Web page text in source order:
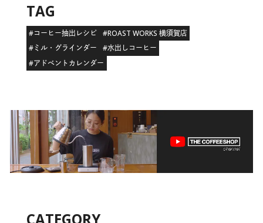
TAG
#コーヒー抽出レシピ #ROAST WORKS 横須賀店
#ミル・グラインダー
#水出しコーヒー
#アドベントカレンダー